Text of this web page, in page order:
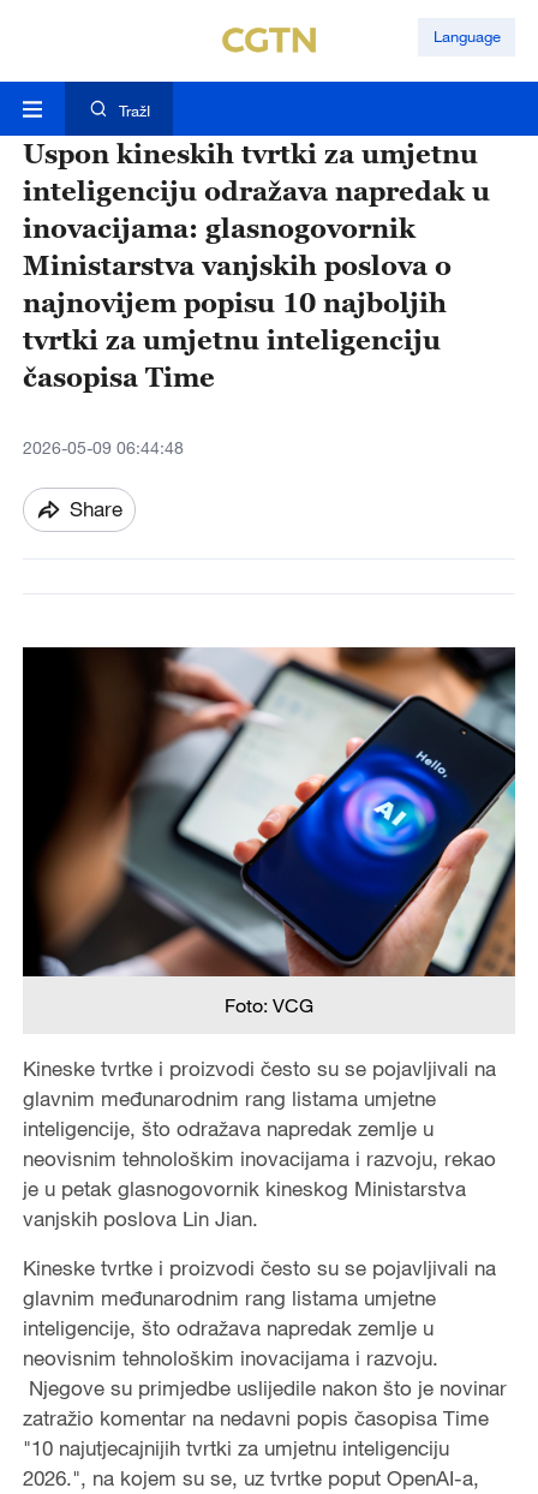
Language
TražI
Uspon kineskih tvrtki za umjetnu
inteligenciju odražava napredak u
inovacijama: glasnogovornik
Ministarstva vanjskih poslova o
najnovijem popisu 10 najboljih
tvrtki za umjetnu inteligenciju
časopisa Time
2026-05-09 06:44:48
Share
Foto: VCG
Kineske tvrtke i proizvodi često su se pojavljivali na
glavnim međunarodnim rang listama umjetne
inteligencije, što odražava napredak zemlje u
neovisnim tehnološkim inovacijama i razvoju, rekao
je u petak glasnogovornik kineskog Ministarstva
vanjskih poslova Lin Jian.
Kineske tvrtke i proizvodi često su se pojavljivali na
glavnim međunarodnim rang listama umjetne
inteligencije, što odražava napredak zemlje u
neovisnim tehnološkim inovacijama i razvoju.
Njegove su primjedbe uslijedile nakon što je novinar
zatražio komentar na nedavni popis časopisa Time
"10 najutjecajnijih tvrtki za umjetnu inteligenciju
2026.", na kojem su se, uz tvrtke poput OpenAI-a,